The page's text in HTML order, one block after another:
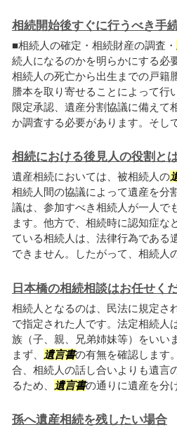
相続開始後すぐに行うべき手
■相続人の確定・相続財産の調査・
続人になるのかを明らかにする必
相続人の死亡から出生までの戸籍
謄本を取り寄せることによって行
限定承認、遺産分割協議に備えて
か調査する必要があります。そして
相続における後見人の役割と
遺産相続においては、被相続人の
相続人間の協議によって遺産を分
議は、参加すべき相続人が一人で
ます。他方で、相続時に認知症な
ている相続人は、法律行為である
できません。したがって、相続人
日本橋の相続相談はお任せく
相続人となるのは、民法に規定さ
で指定された人です。法定相続人
族（子、親、兄弟姉妹等）をいい
まず、
遺言書の有無を確認します。
合、相続人の話し合いよりも遺言
るため、
遺言書の通りに遺産を分
孫へ遺産相続を残したい場合